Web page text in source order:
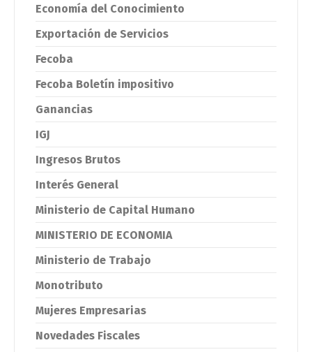
Economía del Conocimiento
Exportación de Servicios
Fecoba
Fecoba Boletín impositivo
Ganancias
IGJ
Ingresos Brutos
Interés General
Ministerio de Capital Humano
MINISTERIO DE ECONOMIA
Ministerio de Trabajo
Monotributo
Mujeres Empresarias
Novedades Fiscales